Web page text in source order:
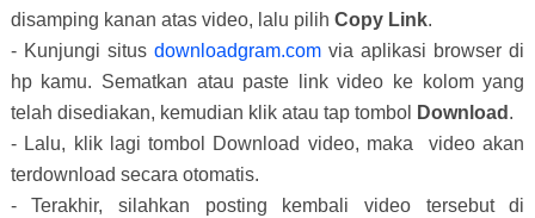
disamping kanan atas video, lalu pilih Copy Link.
- Kunjungi situs downloadgram.comvia aplikasi browser di
hp kamu. Sematkan atau paste link video ke kolom yang
telah disediakan, kemudian klik atau tap tombol
Download .
- Lalu, klik lagi tombol Download video, maka video akan
terdownload secara otomatis.
- Terakhir, silahkan posting kembali video tersebut di